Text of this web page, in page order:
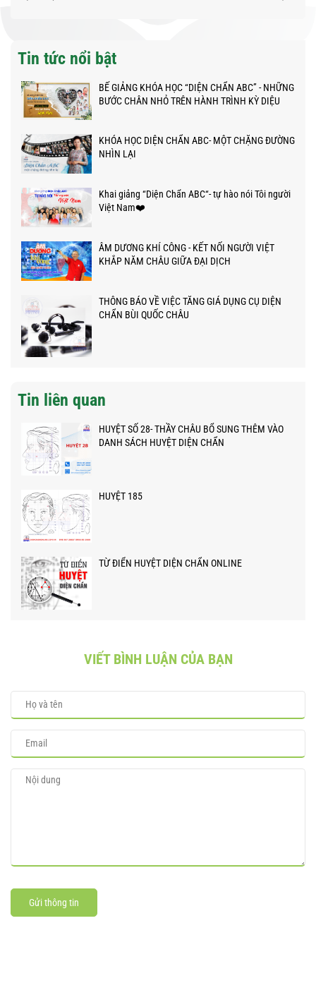
Tin tức nổi bật
BẾ GIẢNG KHÓA HỌC “DIỆN CHẨN ABC” - NHỮNG
BƯỚC CHÂN NHỎ TRÊN HÀNH TRÌNH KỲ DIỆU
KHÓA HỌC DIỆN CHẨN ABC- MỘT CHẶNG ĐƯỜNG
NHÌN LẠI
Khai giảng “Diện Chẩn ABC“- tự hào nói Tôi người
Việt Nam❤️
ÂM DƯƠNG KHÍ CÔNG - KẾT NỐI NGƯỜI VIỆT
KHẮP NĂM CHÂU GIỮA ĐẠI DỊCH
THÔNG BÁO VỀ VIỆC TĂNG GIÁ DỤNG CỤ DIỆN
CHẨN BÙI QUỐC CHÂU
Tin liên quan
HUYỆT SỐ 28- THẦY CHÂU BỔ SUNG THÊM VÀO
DANH SÁCH HUYỆT DIỆN CHẨN
HUYỆT 185
TỪ ĐIỂN HUYỆT DIỆN CHẨN ONLINE
VIẾT BÌNH LUẬN CỦA BẠN
Gửi thông tin